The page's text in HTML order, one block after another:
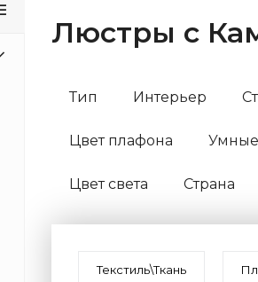
Люстры с
Тип Интерьер
Цвет плафона Умные
Цвет света Страна
Текстиль\Ткань